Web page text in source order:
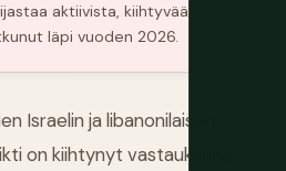
aktiivista, kiihtyvää
läpi vuoden 2026.
Israelin ja libanonilaisen
on kiihtynyt vastauksena